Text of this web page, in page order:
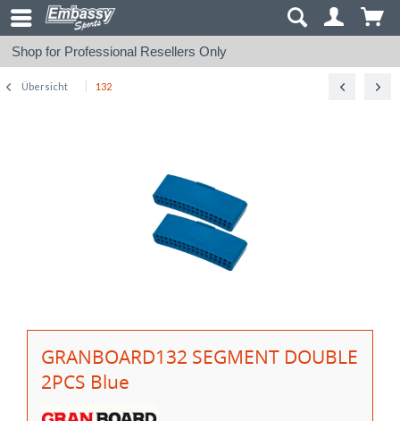
Shop for Professional Resellers Only
Übersicht 132
GRANBOARD132 SEGMENT DOUBLE
2PCS Blue